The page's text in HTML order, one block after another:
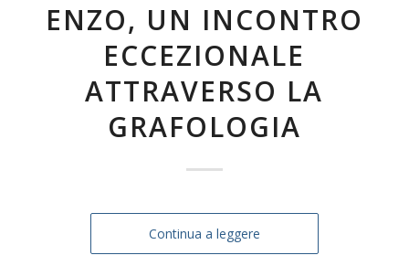
ENZO, UN INCONTRO
ECCEZIONALE
ATTRAVERSO LA
GRAFOLOGIA
Continua a leggere